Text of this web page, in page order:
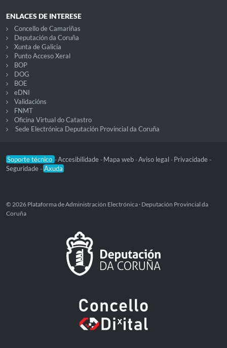
ENLACES DE INTERESE
Concello de Camariñas
Deputación da Coruña
Xunta de Galicia
Punto Acceso Xeral
BOP
DOG
BOE
eDNI
Validacións
FNMT
Oficina Virtual do Catastro
Sede Electrónica Deputación Provincial da Coruña
Soporte técnico -Accesibilidade - Mapa web -Aviso legal - Privacidade -
Seguridade - Axuda
© 2026 Plataforma de Administración Electrónica · Deputación Provincial da
Coruña